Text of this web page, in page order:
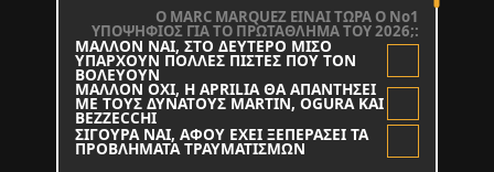
O MARC MARQUEZ ΕΙΝΑΙ ΤΩΡΑ Ο Νο1
ΥΠΟΨΗΦΙΟΣ ΓΙΑ ΤΟ ΠΡΩΤΑΘΛΗΜΑ ΤΟΥ 2026;:
ΜΑΛΛΟΝ ΝΑΙ, ΣΤΟ ΔΕΥΤΕΡΟ ΜΙΣΟ
ΥΠΑΡΧΟΥΝ ΠΟΛΛΕΣ ΠΙΣΤΕΣ ΠΟΥ ΤΟΝ
ΒΟΛΕΥΟΥΝ
ΜΑΛΛΟΝ ΟΧΙ, Η APRILIA ΘΑ ΑΠΑΝΤΗΣΕΙ
ΜΕ ΤΟΥΣ ΔΥΝΑΤΟΥΣ MARTIN, OGURA KAI
BEZZECCHI
ΣΙΓΟΥΡΑ ΝΑΙ, ΑΦΟΥ ΕΧΕΙ ΞΕΠΕΡΑΣΕΙ ΤΑ
ΠΡΟΒΛΗΜΑΤΑ ΤΡΑΥΜΑΤΙΣΜΩΝ